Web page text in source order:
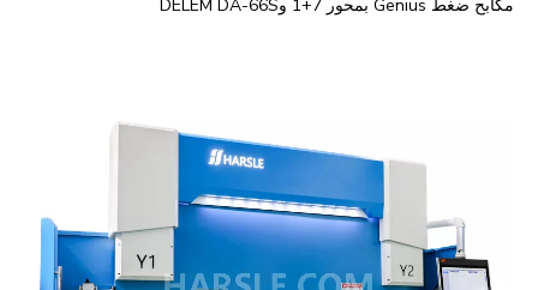
مكابح ضغط Genius بمحور 7+1 وDELEM DA-66S